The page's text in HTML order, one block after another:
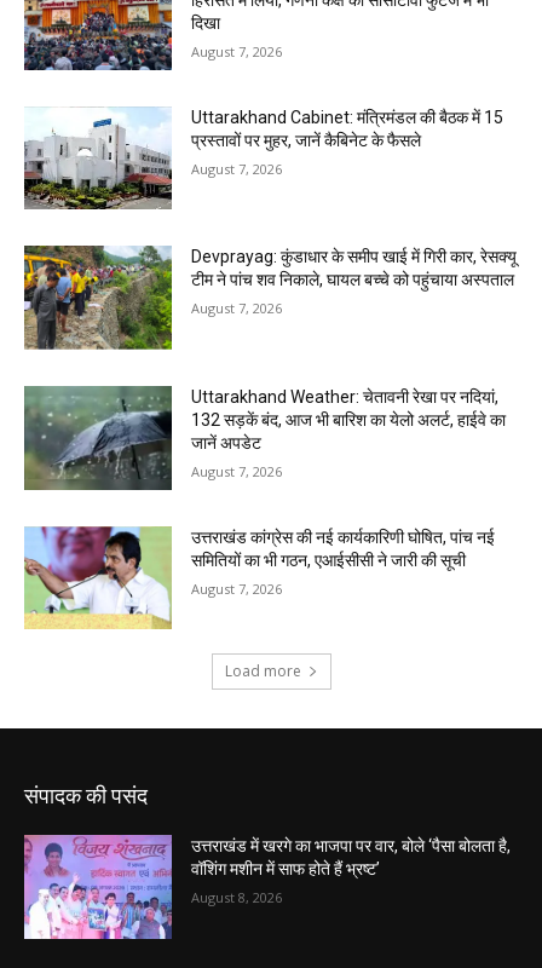
संपादक की पसंद
उत्तराखंड में खरगे का भाजपा पर वार, बोले ‘पैसा बोलता है,
वॉशिंग मशीन में साफ होते हैं भ्रष्ट’
August 8, 2026